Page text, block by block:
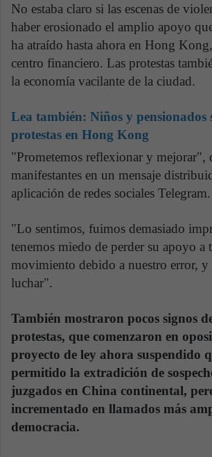
No estaba claro si las escenas de
haber erosionado el amplio apoyo
ha atraído hasta ahora en Hong
centro financiero. Las protestas
la economía vacilante de la ciudad.
Lea también: Niños y pensionados
protestas en Hong Kong
"Prometemos reflexionar y mejorar",
manifestantes en un mensaje
aplicación de redes sociales Telegram.
"Lo sentimos, fuimos demasiado
tenemos miedo de perder su apoyo a
movimiento debido a nuestro error, y
luchar".
También mostraron pocos signos
protestas, que comenzaron en
proyecto de ley ahora suspendido
permitido la extradición de
juzgados en China continental,
incrementado en llamados más
democracia.